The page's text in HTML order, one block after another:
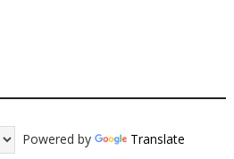
Powered by Translate